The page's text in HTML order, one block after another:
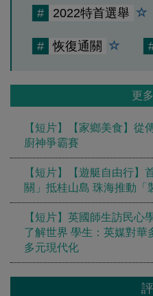
# 2022特首選舉
# 恢復通關
更
【短片】【家鄉美食】從
廚神爭霸賽
【短片】【遊艇自由行】
關」抵桂山島 珠海推動「
【短片】英國師生訪民心
了解世界 學生：英媒對華
多元現代化